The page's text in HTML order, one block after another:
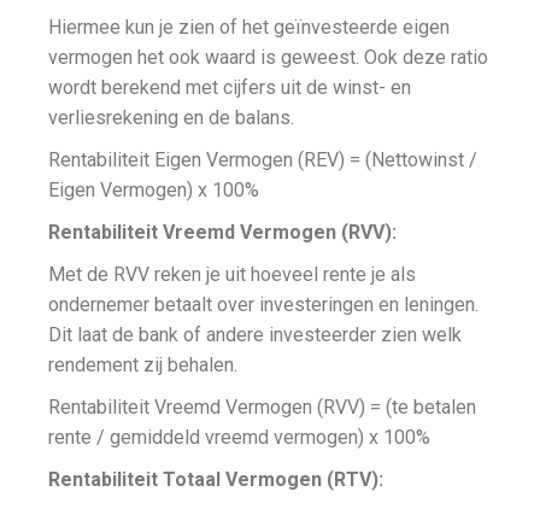
Hiermee kun je zien of het geïnvesteerde eigen
vermogen het ook waard is geweest. Ook deze ratio
wordt berekend met cijfers uit de winst- en
verliesrekening en de balans.
Rentabiliteit Eigen Vermogen (REV) = (Nettowinst /
Eigen Vermogen) x 100%
Rentabiliteit Vreemd Vermogen (RVV):
Met de RVV reken je uit hoeveel rente je als
ondernemer betaalt over investeringen en leningen.
Dit laat de bank of andere investeerder zien welk
rendement zij behalen.
Rentabiliteit Vreemd Vermogen (RVV) = (te betalen
rente / gemiddeld vreemd vermogen) x 100%
Rentabiliteit Totaal Vermogen (RTV):